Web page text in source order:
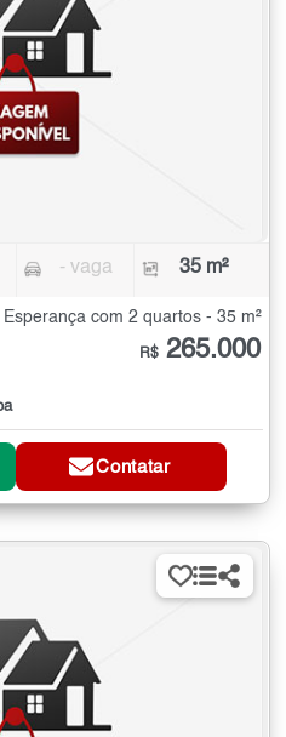
- vaga 35 m²
com 2 quartos - 35 m²
R$ 265.000
Contatar